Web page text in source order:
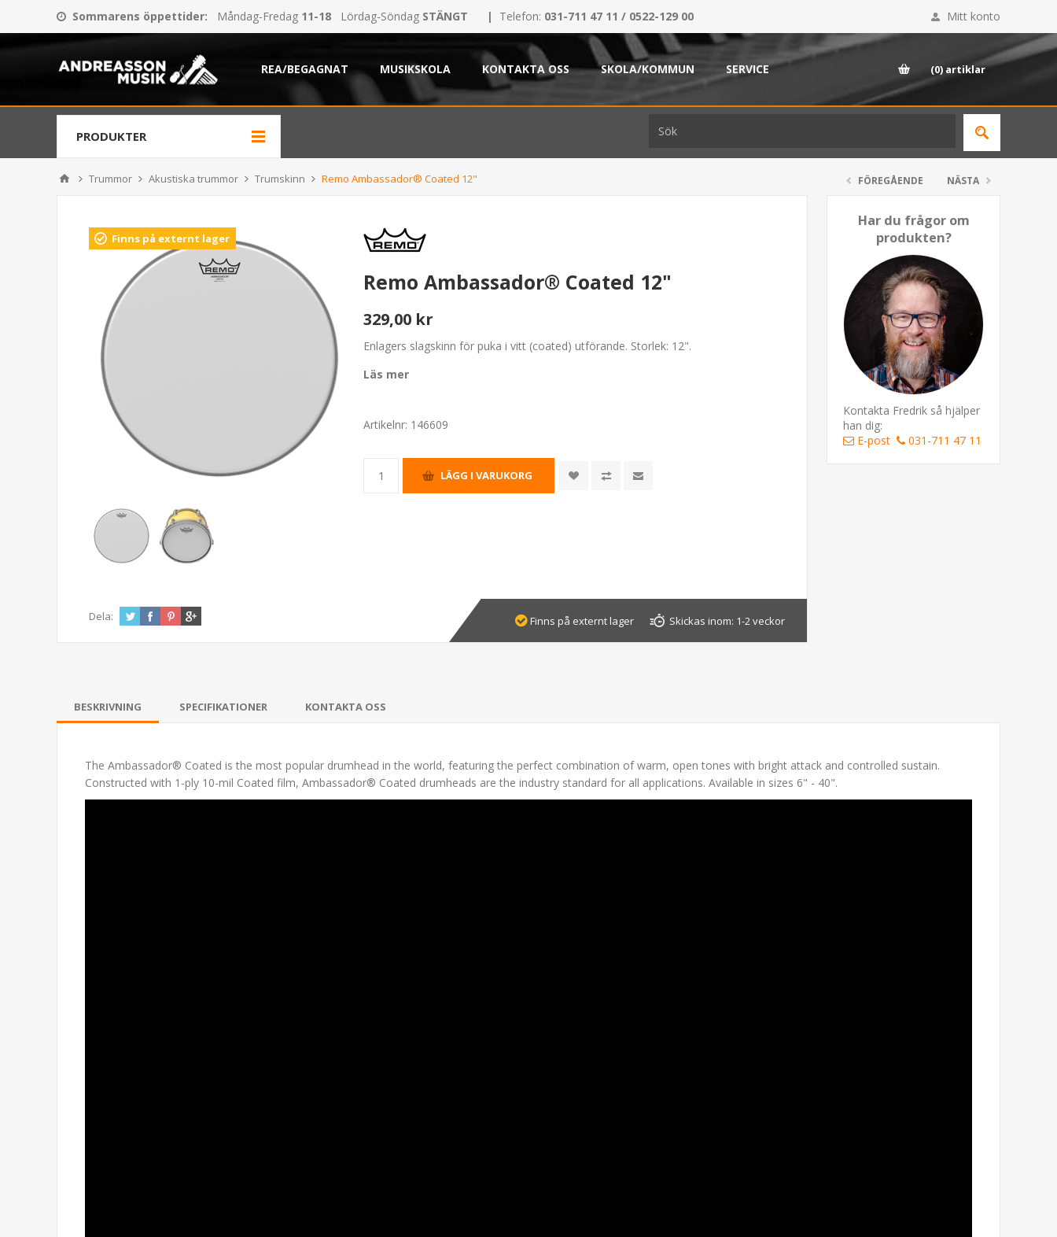
Sommarens öppettider: Måndag-Fredag 11-18 Lördag-Söndag STÄNGT | Telefon: 031-711 47 11 / 0522-129 00 Mitt konto
REA/BEGAGNAT MUSIKSKOLA KONTAKTA OSS SKOLA/KOMMUN SERVICE (0) artiklar
PRODUKTER
Trummor Akustiska trummor Trumskinn Remo Ambassador® Coated 12" FÖREGÅENDE NÄSTA
Har du frågor om
produkten?
Kontakta Fredrik så hjälper
han dig:
E-post
031-711 47 11
Finns på externt lager
Remo Ambassador® Coated 12"
329,00 kr
Enlagers slagskinn för puka i vitt (coated) utförande. Storlek: 12".
Läs mer
Artikelnr: 146609
Dela: Finns på externt lager Skickas inom: 1-2 veckor
BESKRIVNING SPECIFIKATIONER KONTAKTA OSS
The Ambassador® Coated is the most popular drumhead in the world, featuring the perfect combination of warm, open tones with bright attack and controlled sustain.
Constructed with 1-ply 10-mil Coated film, Ambassador® Coated drumheads are the industry standard for all applications. Available in sizes 6" - 40".